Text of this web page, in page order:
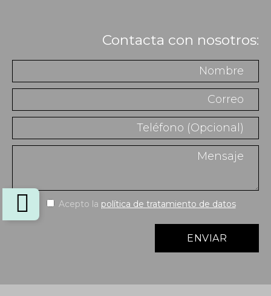
Contacta con nosotros:
Acepto la política de tratamiento de datos